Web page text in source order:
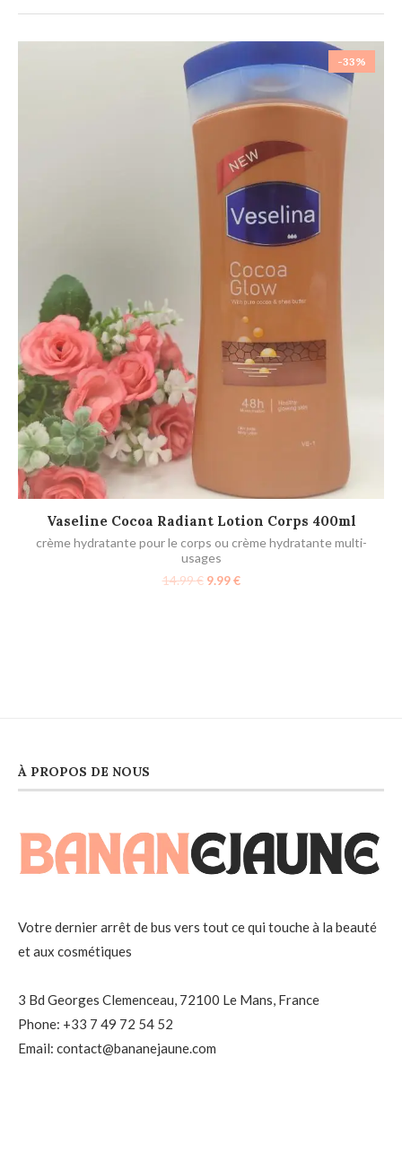
-33%
AJOUTER AU PANIER
Vaseline Cocoa Radiant Lotion Corps 400ml
crème hydratante pour le corps ou crème hydratante multi-
usages
14.99€ 9.99€
À PROPOS DE NOUS
Votre dernier arrêt de bus vers tout ce qui touche à la beauté
et aux cosmétiques
3 Bd Georges Clemenceau, 72100 Le Mans, France
Phone: +33 7 49 72 54 52
Email: contact@bananejaune.com